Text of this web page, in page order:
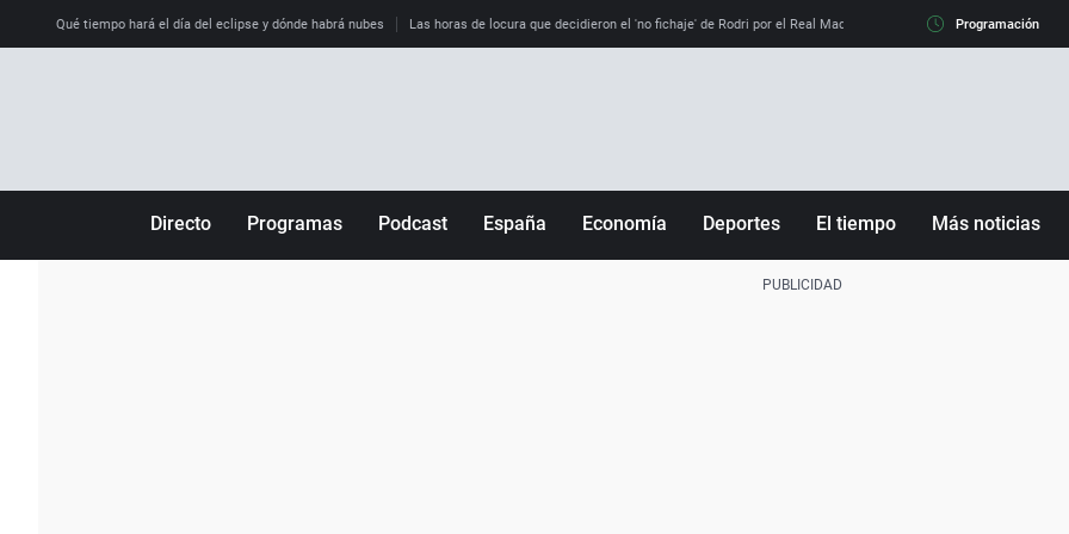
Qué tiempo hará el día del eclipse y dónde habrá nubes Las horas de locura que decidieron el 'no fichaje' de Rodri por el Real Madrid y su 'sí' al Barça La llamada
Programación
Directo Programas Podcast España Economía Deportes El tiempo Más noticias